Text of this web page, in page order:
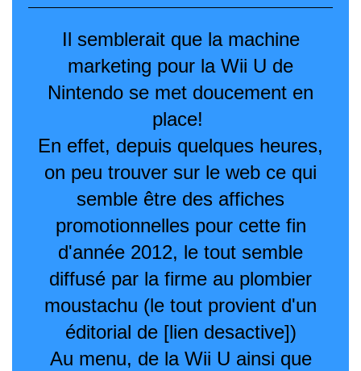
Il semblerait que la machine
marketing pour la Wii U de
Nintendo se met doucement en
place!
En effet, depuis quelques heures,
on peu trouver sur le web ce qui
semble être des affiches
promotionnelles pour cette fin
d'année 2012, le tout semble
diffusé par la firme au plombier
moustachu (le tout provient d'un
éditorial de [lien desactive])
Au menu, de la Wii U ainsi que